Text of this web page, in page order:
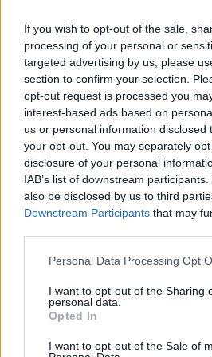
If you wish to opt-out of the sale,
processing of your personal or
targeted advertising by us, please
section to confirm your selection.
opt-out request is processed you
interest-based ads based on
us or personal information disclosed
your opt-out. You may separately
disclosure of your personal
IAB’s list of downstream
also be disclosed by us to third
Downstream Participants that may
Personal Data Processing Opt
I want to opt-out of the Sharing
personal data.
Opted In
I want to opt-out of the Sale of
AUDIENCIAS ESTRENOS
GENTE TV CONCURSOS
🏆🎬🎾MEJORES Series